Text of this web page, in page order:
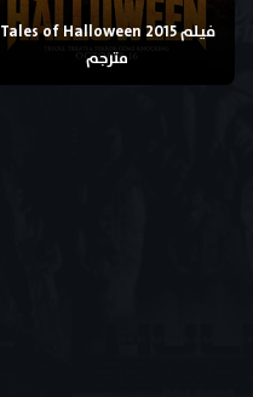
فيلم Tales of Halloween 2015
مترجم